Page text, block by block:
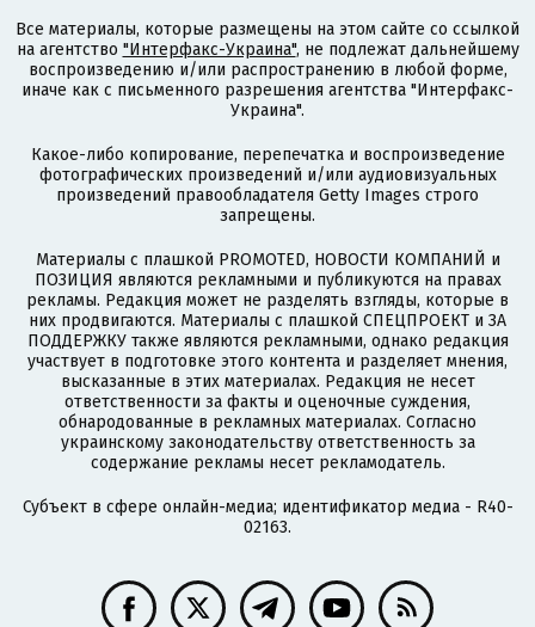
Все материалы, которые размещены на этом сайте со ссылкой
на агентство "Интерфакс-Украина", не подлежат дальнейшему
воспроизведению и/или распространению в любой форме,
иначе как с письменного разрешения агентства "Интерфакс-
Украина".
Какое-либо копирование, перепечатка и воспроизведение
фотографических произведений и/или аудиовизуальных
произведений правообладателя Getty Images строго
запрещены.
Материалы с плашкой PROMOTED, НОВОСТИ КОМПАНИЙ и
ПОЗИЦИЯ являются рекламными и публикуются на правах
рекламы. Редакция может не разделять взгляды, которые в
них продвигаются. Материалы с плашкой СПЕЦПРОЕКТ и ЗА
ПОДДЕРЖКУ также являются рекламными, однако редакция
участвует в подготовке этого контента и разделяет мнения,
высказанные в этих материалах. Редакция не несет
ответственности за факты и оценочные суждения,
обнародованные в рекламных материалах. Согласно
украинскому законодательству ответственность за
содержание рекламы несет рекламодатель.
Субъект в сфере онлайн-медиа; идентификатор медиа - R40-
02163.